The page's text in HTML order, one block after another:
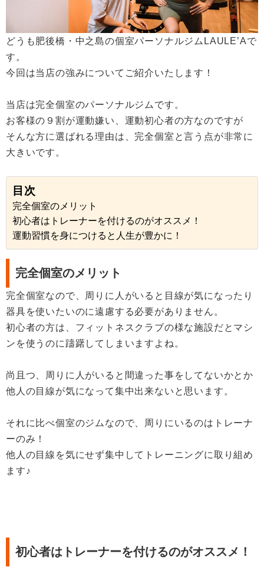
どうも肥後橋・中之島の個室パーソナルジムLAULE’Aで
す。
今回は当店の強みについてご紹介いたします！
当店は完全個室のパーソナルジムです。
お客様の９割が運動嫌い、運動初心者の方なのですが
そんな方に選ばれる理由は、完全個室と言う点が非常に
大きいです。
目次
完全個室のメリット
初心者はトレーナーを付けるのがオススメ！
運動習慣を身につけると人生が豊かに！
完全個室のメリット
完全個室なので、周りに人がいると目線が気になったり
器具を使いたいのに遠慮する必要がありません。
初心者の方は、フィットネスクラブの様な施設だとマシ
ンを使うのに躊躇してしまいますよね。
尚且つ、周りに人がいると間違った事をしてないかとか
他人の目線が気になって集中出来ないと思います。
それに比べ個室のジムなので、周りにいるのはトレーナ
ーのみ！
他人の目線を気にせず集中してトレーニングに取り組め
ます♪
初心者はトレーナーを付けるのがオススメ！